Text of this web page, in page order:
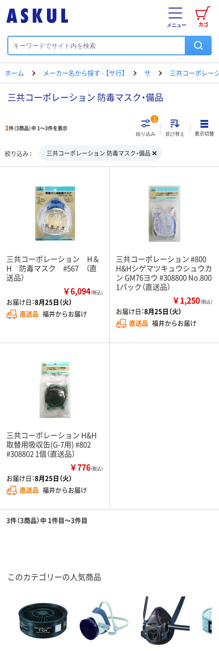
カゴ
メニュー
ホーム メーカー名から探す - 【サ行】 サ 三共コーポレー
三共コーポレーション 防毒マスク・備品
3件（3商品）中 1～3件を表示
絞り込み
1
並び替え 表示切替
絞り込み 三共コーポレーション 防毒マスク・備品
三共コーポレーション H＆
H 防毒マスク #567 （直
送品）
￥6,094（税込）
お届け日：8月25日（火）
直送品 福井からお届け
三共コーポレーション #800
H&Hシゲマツキュウシュウカ
ン GM76ヨウ #308800 No.800
1パック（直送品）
￥1,250（税込）
お届け日：8月25日（火）
直送品 福井からお届け
三共コーポレーション H&H
取替用吸収缶(G-7用) #802
#308802 1個（直送品）
￥776（税込）
お届け日：8月25日（火）
直送品 福井からお届け
3件（3商品）中 1件目～3件目
このカテゴリーの人気商品